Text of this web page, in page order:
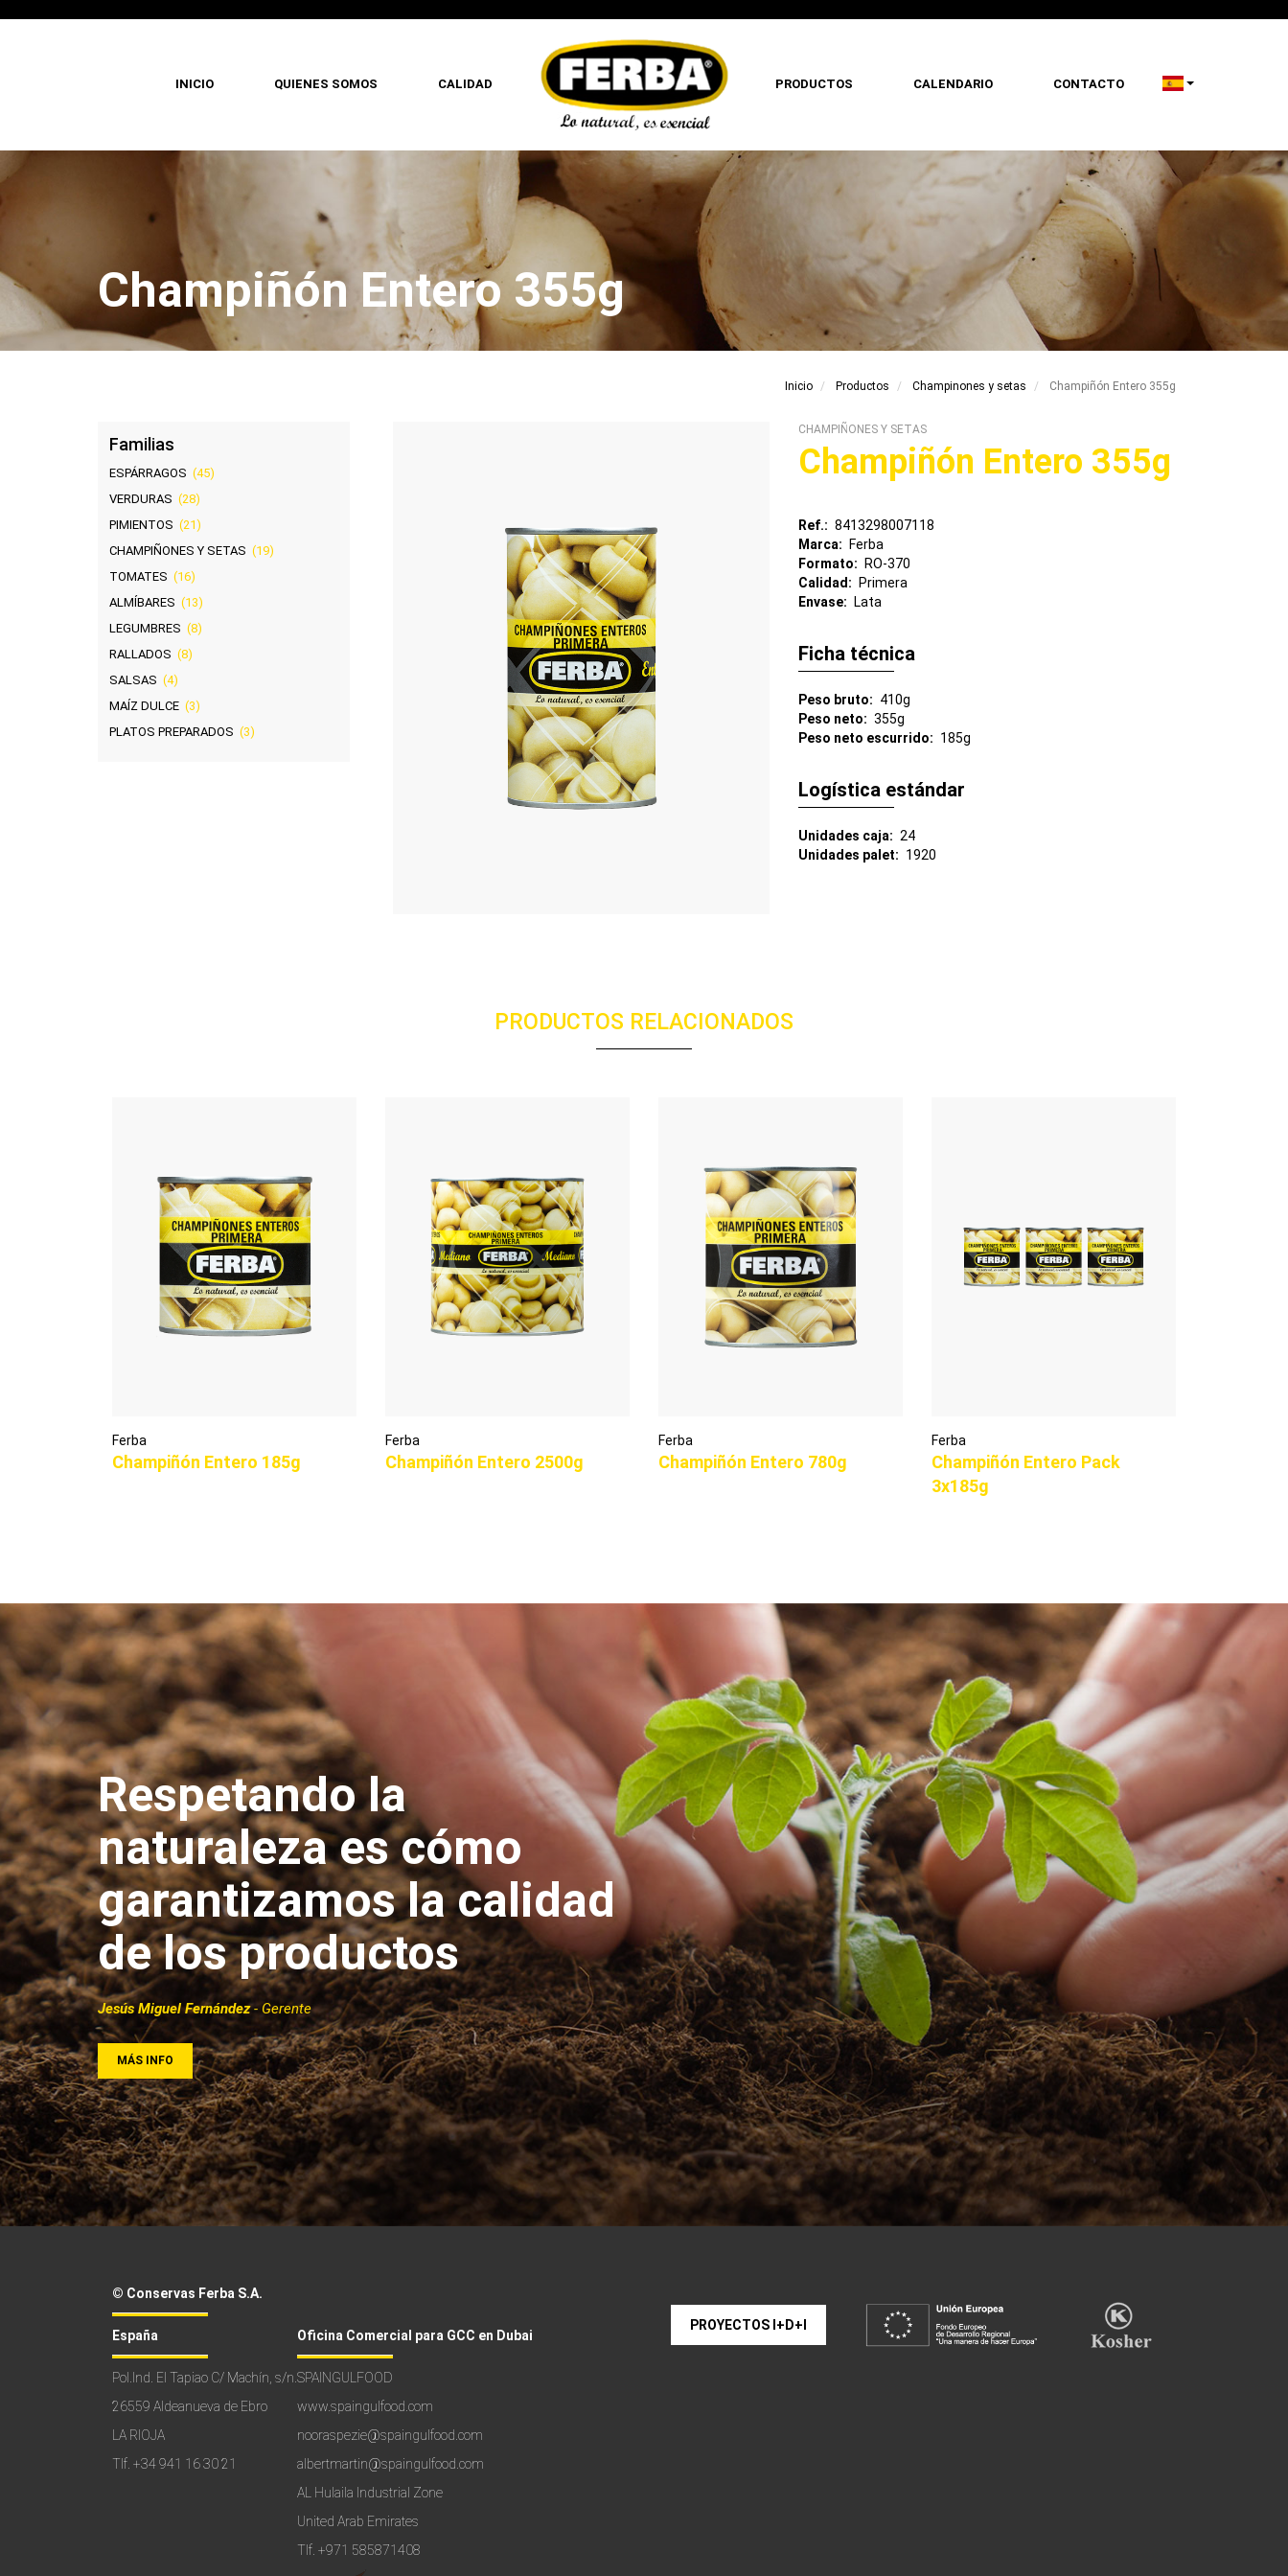
al
INICIO QUIENES SOMOS CALIDAD PRODUCTOS CALENDARIO CONTACTO
Champiñón Entero 355g
Inicio Productos Champinones y setas Champiñón Entero 355g
Familias
ESPÁRRAGOS (45)
VERDURAS (28)
PIMIENTOS (21)
CHAMPIÑONES Y SETAS (19)
TOMATES (16)
ALMÍBARES (13)
LEGUMBRES (8)
RALLADOS (8)
SALSAS (4)
MAÍZ DULCE (3)
PLATOS PREPARADOS (3)
CHAMPIÑONES Y SETAS
Champiñón Entero 355g
Ref.
8413298007118
Marca
Ferba
Formato
RO-370
Calidad
Primera
Envase
Lata
Ficha técnica
Peso bruto
410g
Peso neto
355g
Peso neto escurrido
185g
Logística estándar
Unidades caja
24
Unidades palet
1920
PRODUCTOS RELACIONADOS
Ferba
Champiñón Entero 185g
Ferba
Champiñón Entero 2500g
Ferba
Champiñón Entero 780g
Ferba
Champiñón Entero Pack
3x185g
Respetando la
naturaleza es cómo
garantizamos la calidad
de los productos
Jesús Miguel Fernández- Gerente
MÁS INFO
© Conservas Ferba S.A.
España
Pol.Ind. El Tapiao C/ Machín, s/n.
26559 Aldeanueva de Ebro
LA RIOJA
Tlf. +34 941 16 30 21
Oficina Comercial para GCC en Dubai
SPAINGULFOOD
www.spaingulfood.com
nooraspezie@spaingulfood.com
albertmartin@spaingulfood.com
AL Hulaila Industrial Zone
United Arab Emirates
Tlf. +971 585871408
PROYECTOS I+D+I